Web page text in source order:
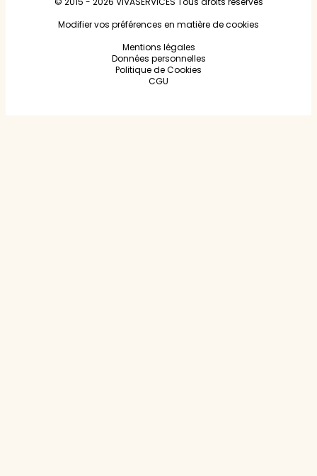
Modifier vos préférences en matière de cookies
Mentions légales
Données personnelles
Politique de Cookies
CGU